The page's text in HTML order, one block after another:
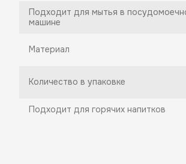
Подходит для мытья в
машине
Материал
Количество в упаковке
Подходит для горячих напитков